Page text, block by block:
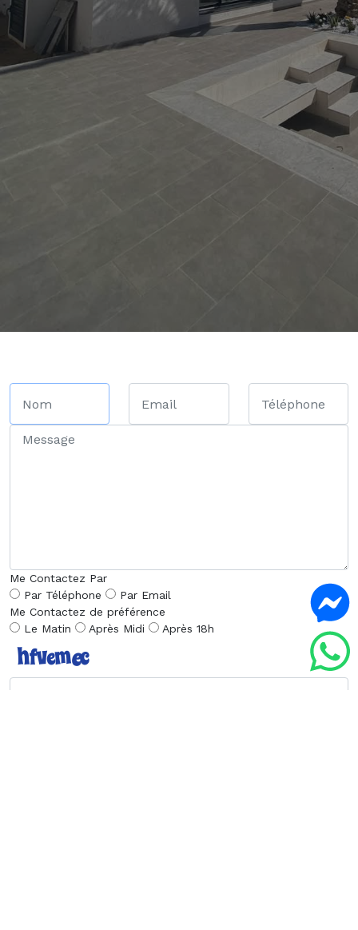
Me Contactez Par
Par Téléphone
Par Email
Me Contactez de préférence
Le Matin
Après Midi Après 18h